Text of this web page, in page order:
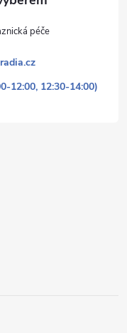
12:00, 12:30-14:00)